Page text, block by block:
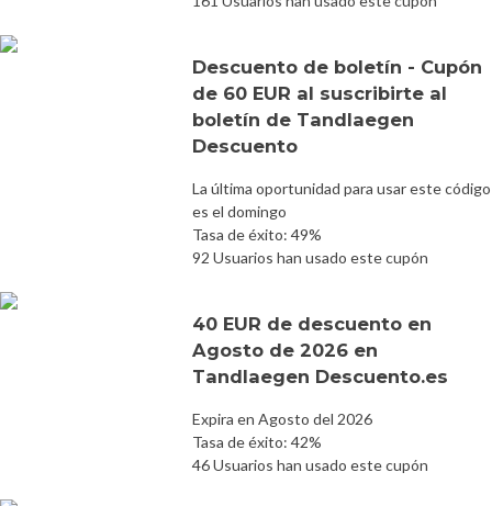
Descuento de boletín - Cupón
de 60 EUR al suscribirte al
boletín de Tandlaegen
Descuento
La última oportunidad para usar este código
es el domingo
Tasa de éxito: 49%
92 Usuarios han usado este cupón
40 EUR de descuento en
Agosto de 2026 en
Tandlaegen Descuento.es
Expira en Agosto del 2026
Tasa de éxito: 42%
46 Usuarios han usado este cupón